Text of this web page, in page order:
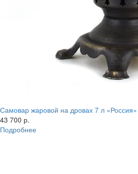
Самовар жаровой на дровах 7 л «Россия»
43 700 р.
Подробнее